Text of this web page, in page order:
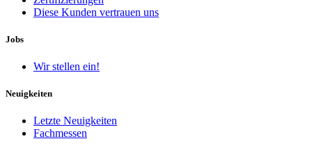
Diese Kunden vertrauen uns
Jobs
Wir stellen ein!
Neuigkeiten
Letzte Neuigkeiten
Fachmessen